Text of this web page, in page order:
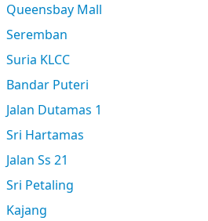
Queensbay Mall
Seremban
Suria KLCC
Bandar Puteri
Jalan Dutamas 1
Sri Hartamas
Jalan Ss 21
Sri Petaling
Kajang